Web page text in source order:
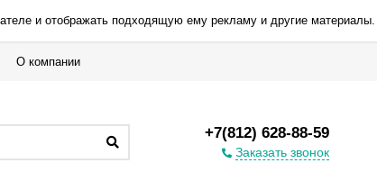
и отображать подходящую ему рекламу и другие
О компании
+7(812) 628-88-59
Заказать звонок